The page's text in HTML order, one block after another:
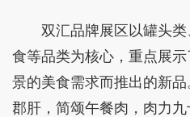
双汇品牌展区以罐头
食等品类为核心，重点展
景的美食需求而推出的新
郡肝，简颂午餐肉，肉力